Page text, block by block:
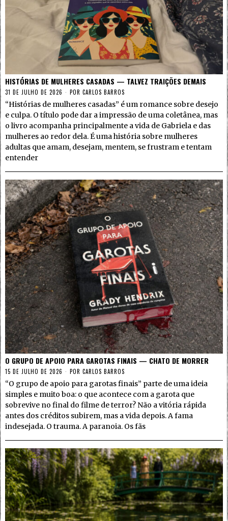
HISTÓRIAS DE MULHERES CASADAS — TALVEZ TRAIÇÕES DEMAIS
31 DE JULHO DE 2026 POR CARLOS BARROS
“Histórias de mulheres casadas” é um romance sobre desejo
e culpa. O título pode dar a impressão de uma coletânea, mas
o livro acompanha principalmente a vida de Gabriela e das
mulheres ao redor dela. É uma história sobre mulheres
adultas que amam, desejam, mentem, se frustram e tentam
entender
O GRUPO DE APOIO PARA GAROTAS FINAIS — CHATO DE MORRER
15 DE JULHO DE 2026 POR CARLOS BARROS
“O grupo de apoio para garotas finais” parte de uma ideia
simples e muito boa: o que acontece com a garota que
sobrevive no final do filme de terror? Não a vitória rápida
antes dos créditos subirem, mas a vida depois. A fama
indesejada. O trauma. A paranoia. Os fãs